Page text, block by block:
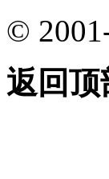
©
返回顶